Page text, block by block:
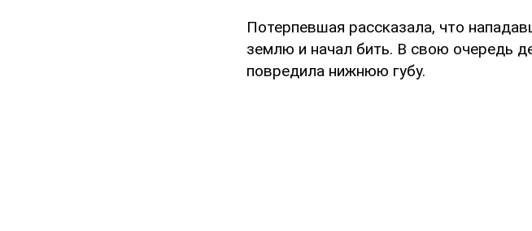
Потерпевшая рассказала, что
землю и начал бить. В свою очередь
повредила нижнюю губу.